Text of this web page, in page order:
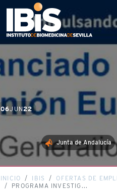
06JUN22
Junta de Andalucía
INICIO IBIS OFERTAS DE
PROGRAMA INVESTIG...